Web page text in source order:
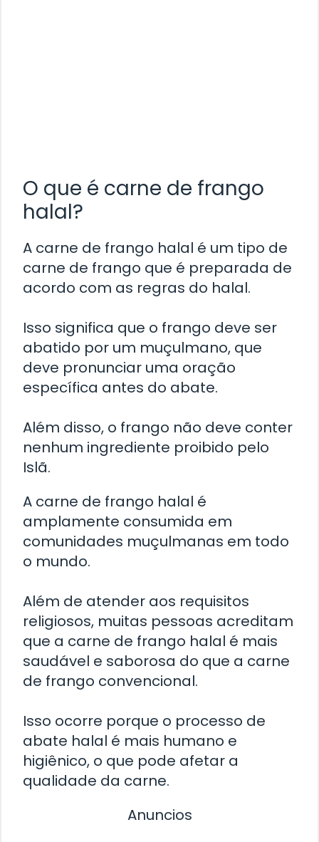
O que é carne de frango
halal?
A carne de frango halal é um tipo de
carne de frango que é preparada de
acordo com as regras do halal.
Isso significa que o frango deve ser
abatido por um muçulmano, que
deve pronunciar uma oração
específica antes do abate.
Além disso, o frango não deve conter
nenhum ingrediente proibido pelo
Islã.
A carne de frango halal é
amplamente consumida em
comunidades muçulmanas em todo
o mundo.
Além de atender aos requisitos
religiosos, muitas pessoas acreditam
que a carne de frango halal é mais
saudável e saborosa do que a carne
de frango convencional.
Isso ocorre porque o processo de
abate halal é mais humano e
higiênico, o que pode afetar a
qualidade da carne.
Anuncios